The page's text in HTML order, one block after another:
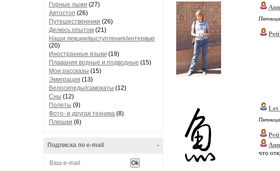
Горные лыжи (27)
Автостоп (26)
Путешественники (26)
Делюсь опытом (21)
Наши лекции/выступления/интервью
(20)
Иностранные языки (19)
Плавания водные и подводные (15)
Мои рассказы (15)
Эмиграция (13)
Велосипеды/самокаты (12)
Сны (12)
Полеты (9)
Фото- и другая техника (8)
Плюшки (6)
-
Подписка по e-mail
что